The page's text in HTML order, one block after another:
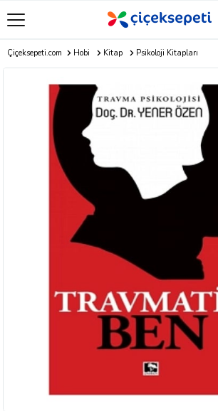
Çiçeksepeti.com Hobi Kitap Psikoloji Kitapları